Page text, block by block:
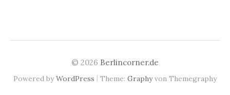
© 2026 Berlincorner.de
Powered byWordPress | Theme: Graphyvon Themegraphy